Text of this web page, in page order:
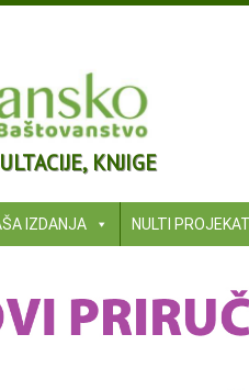
KNJIGE
IZDANJA NULTI PROJEKAT